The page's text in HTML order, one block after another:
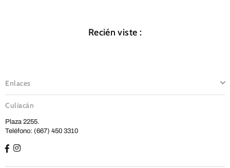
Recién viste :
Enlaces
Culiacán
Plaza 2255.
Teléfono: (667) 450 3310